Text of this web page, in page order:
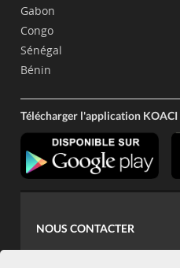
Gabon
Congo
Sénégal
Bénin
Télécharger l'application KOACI
NOUS CONTACTER